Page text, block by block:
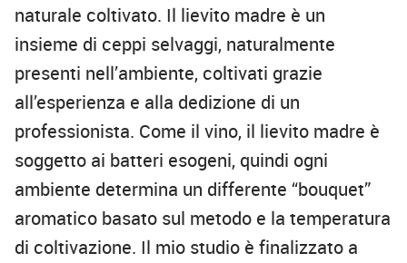
naturale coltivato. Il lievito madre è un
insieme di ceppi selvaggi, naturalmente
presenti nell’ambiente, coltivati grazie
all’esperienza e alla dedizione di un
professionista. Come il vino, il lievito madre è
soggetto ai batteri esogeni, quindi ogni
ambiente determina un differente “bouquet”
aromatico basato sul metodo e la temperatura
di coltivazione. Il mio studio è finalizzato a